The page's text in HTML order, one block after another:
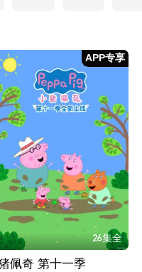
APP专享
26集全
佩奇 第十一季